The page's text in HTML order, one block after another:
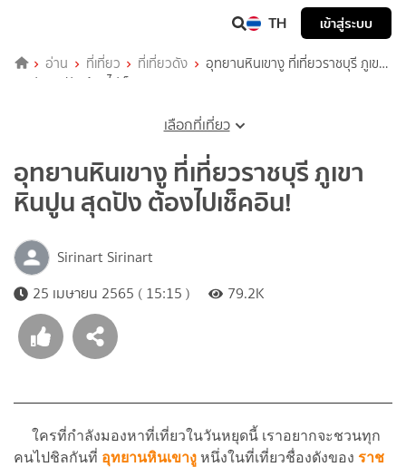
TH เข้าสู่ระบบ
อ่าน ที่เที่ยว ที่เที่ยวดัง
อุทยานหินเขางู ที่เที่ยวราชบุรี ภูเขา
หินปูน สุดปัง ต้องไปเช็คอิน!
เลือกที่เที่ยว
อุทยานหินเขางู ที่เที่ยวราชบุรี ภูเขา
หินปูน สุดปัง ต้องไปเช็คอิน!
Sirinart Sirinart
25 เมษายน 2565 ( 15:15 )
79.2K
ใครที่กำลังมองหาที่เที่ยวในวันหยุดนี้ เราอยากจะชวนทุก
คนไปชิลกันที่ อุทยานหินเขางู หนึ่งในที่เที่ยวชื่องดังของ ราช